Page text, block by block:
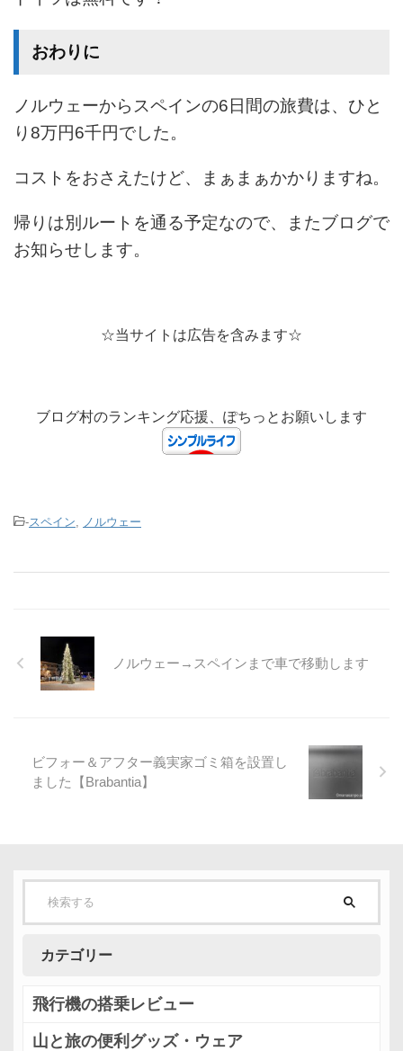
おわりに
ノルウェーからスペインの6日間の旅費は、ひと
り8万円6千円でした。
コストをおさえたけど、まぁまぁかかりますね。
帰りは別ルートを通る予定なので、またブログで
お知らせします。
☆当サイトは広告を含みます☆
ブログ村のランキング応援、ぽちっとお願いします
-スペイン ノルウェー
ノルウェー→スペインまで車で移動します
ビフォー＆アフター義実家ゴミ箱を設置し
ました【Brabantia】
カテゴリー
飛行機の搭乗レビュー
山と旅の便利グッズ・ウェア